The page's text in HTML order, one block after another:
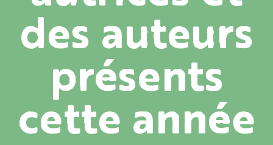
des auteurs
présents
cette année